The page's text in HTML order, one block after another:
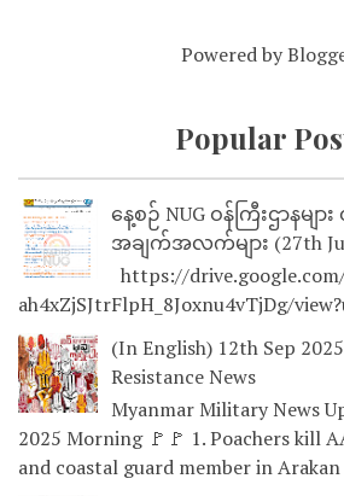
Powered by
Popular
နေ့စဉ် NUG ဝန်ကြီးဌာန
အချက်အလက်များ (27th
https://
ah4xZjSJtrFlpH_8Joxnu4vTjDg/
(In English) 12th Sep
Resistance News
Myanmar Military News
2025 Morning 🚩🚩 1. Poachers kill
and coastal guard member in